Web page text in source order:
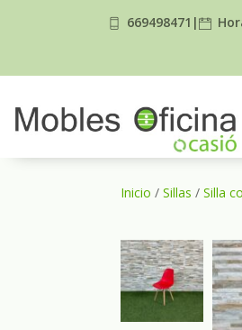
669498471 |
Inicio /Sillas /Silla